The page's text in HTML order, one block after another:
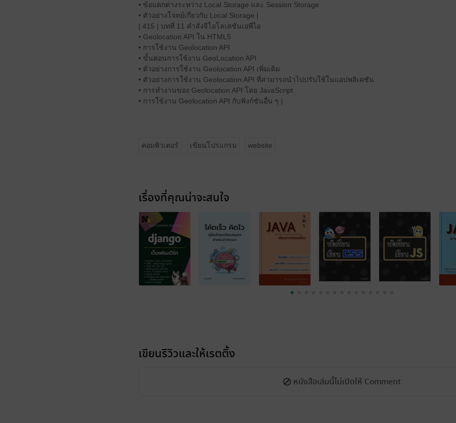
• ข้อแตกต่างระหว่าง Local Storage และ Session Storage
• ตัวอย่างโจทย์เกี่ยวกับ Local Storage |
| 415 | บทที่ 11 คำสั่งจีโอโลเคชันเอพีไอ
• Geolocation API ใน HTML5
• การใช้งาน Geolocation API
• ขั้นตอนการใช้งาน GeoLocation API
• ตัวอย่างการใช้งาน Geolocation API เพิ่มเติม
• ตัวอย่างการใช้งาน Geolocation API ที่สามารถนำไปปรับใช้ในแอปพลิเคชัน
• การทำงานของ Geolocation API โดย JavaScript
• การใช้งาน Geolocation API กับฟังก์ชันอื่น ๆ |
คอมพิวเตอร์ เขียนโปรแกรม website
เรื่องที่คุณน่าจะสนใจ
เขียนรีวิวและให้เรตติ้ง
หนังสือเล่มนี้ไม่เปิดให้ Comment